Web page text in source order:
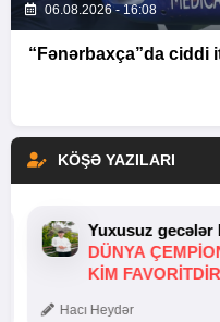
06.08.2026 - 16:08
“Fənərbaxça”da ciddi
KÖŞƏ YAZILARI
Yuxusuz gecələr
DÜNYA
KIM
Hacı Heydər